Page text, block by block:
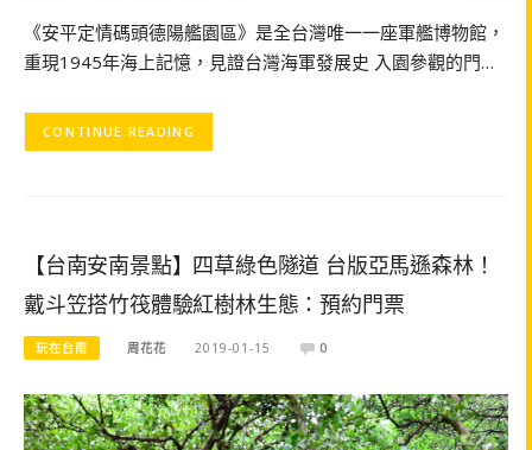
《安平定情碼頭德陽艦園區》是全台灣唯一一座軍艦博物館，
重現1945年海上記憶，見證台灣海軍發展史 入園參觀的門…
CONTINUE READING
【台南安南景點】四草綠色隧道 台版亞馬遜森林！
戴斗笠搭竹筏體驗紅樹林生態：預約門票
玩在台南 周花花 2019-01-15 0